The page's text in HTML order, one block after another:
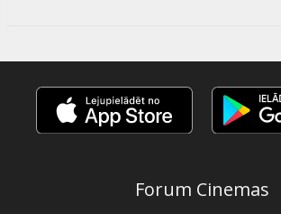
Forum Cinemas